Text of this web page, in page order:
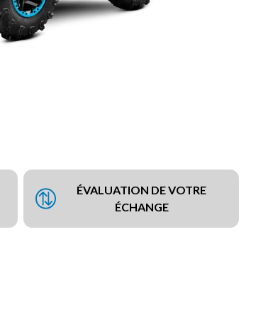
ÉVALUATION DE VOTRE
ÉCHANGE